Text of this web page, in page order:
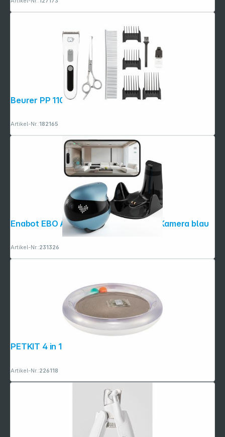
Beurer PP 110 Fluffy Fellschneider
Artikel-Nr.:182165
Enabot EBO Air 2 Haustierroboter 2K Kamera blau
Artikel-Nr.:231326
PETKIT 4 in 1 Kratzspielzeug
Artikel-Nr.:226118